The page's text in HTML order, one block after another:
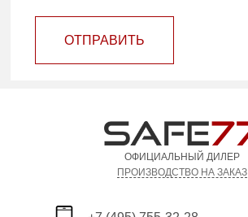
ОТПРАВИТЬ
ОФИЦИАЛЬНЫЙ ДИЛЕР
ПРОИЗВОДСТВО НА ЗАКАЗ